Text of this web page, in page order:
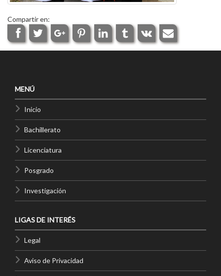
Compartir en:
MENÚ
Inicio
Bachillerato
Licenciatura
Posgrado
Investigación
LIGAS DE INTERÉS
Legal
Aviso de Privacidad